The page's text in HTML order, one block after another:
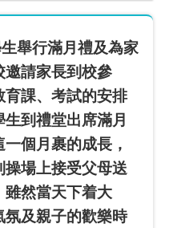
舉行滿月禮及為家
邀請家長到校參
育課、考試的安排
到禮堂出席滿月
個月裹的成長，
場上接受父母送
雖然當天下着大
氛及親子的歡樂時